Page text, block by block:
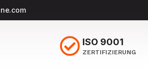
ISO 9001
ZERTIFIZIERUNG